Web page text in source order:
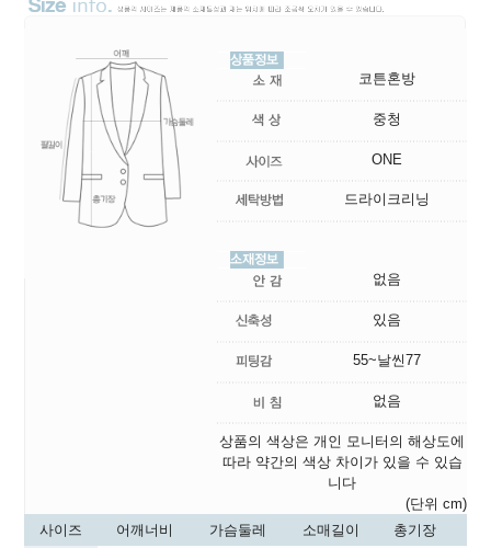
코튼혼방
중청
ONE
드라이크리닝
없음
있음
55~날씬77
없음
상품의 색상은 개인 모니터의 해상도에
따라 약간의 색상 차이가 있을 수 있습
니다
(단위 cm)
사이즈
어깨너비 가슴둘레 소매길이
총기장